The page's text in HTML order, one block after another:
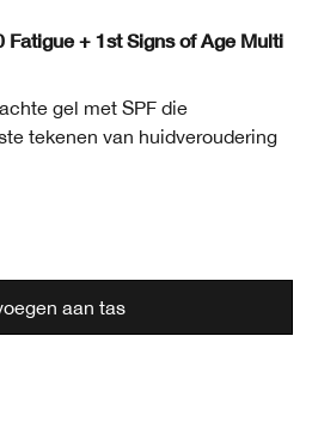
+ 1st Signs of Age Multi
gel met SPF die
tekenen van huidveroudering
aan tas